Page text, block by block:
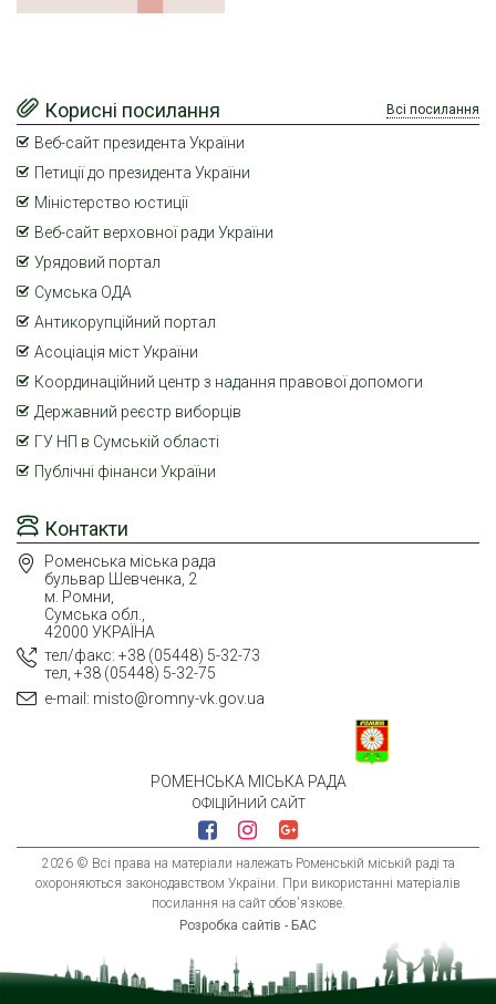
РОМЕНСЬКА МІСЬКА РАДА
ОФІЦІЙНИЙ САЙТ
2026 © Всі права на матеріали належать Роменській міській раді та
охороняються законодавством України. При використанні матеріалів
посилання на сайт обов'язкове.
Розробка сайтів - БАС
Контакти
Роменська міська рада
бульвар Шевченка, 2
м. Ромни,
Сумська обл.,
42000 УКРАЇНА
тел/факс: +38 (05448) 5-32-73
тел, +38 (05448) 5-32-75
e-mail: misto@romny-vk.gov.ua
Корисні посилання Всі посилання
Веб-сайт президента України
Петиції до президента України
Міністерство юстиції
Веб-сайт верховної ради України
Урядовий портал
Сумська ОДА
Антикорупційний портал
Асоціація міст України
Координаційний центр з надання правової допомоги
Державний реєстр виборців
ГУ НП в Сумській області
Публічні фінанси України